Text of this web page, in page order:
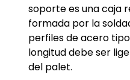
soporte es una caja
formada por la
perfiles de acero tipo
longitud debe ser
del palet.